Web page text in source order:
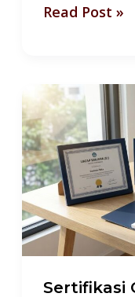
Read Post »
Sertifikasi
Sertifikasi
Guru
dan
PPG:
Apakah
Ijazah
RPL
Sudah
Cukup?